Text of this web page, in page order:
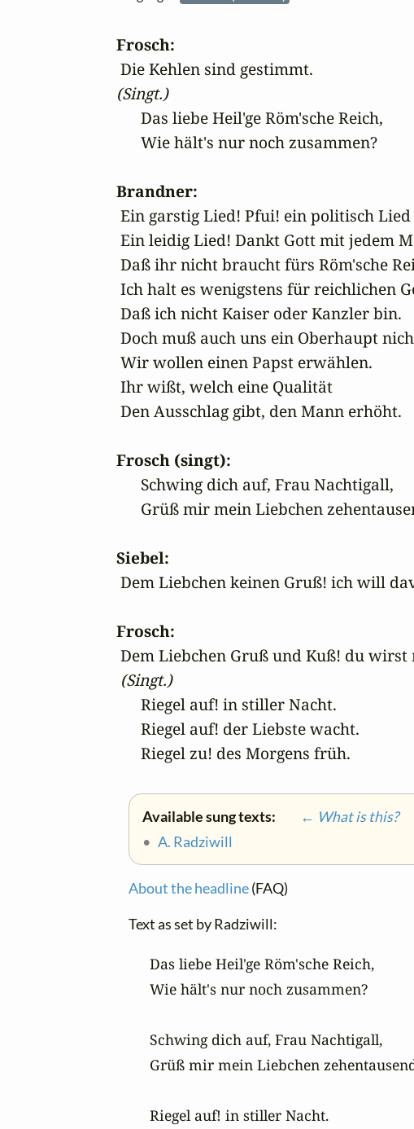
Frosch:
(Singt.)
      Das liebe Heil'ge Röm'sche Reich,
      Wie hält's nur noch zusammen?
Brandner:
Ein garstig Lied! Pfui! ein politisch Lied
Ein leidig Lied! Dankt Gott mit jedem
Daß ihr nicht braucht fürs Röm'sche
Ich halt es wenigstens für reichlichen
Daß ich nicht Kaiser oder Kanzler bin.
Doch muß auch uns ein Oberhaupt
Wir wollen einen Papst erwählen.
Ihr wißt, welch eine Qualität
Den Ausschlag gibt, den Mann erhöht.
Frosch (singt):
      Schwing dich auf, Frau Nachtigall,
Grüß mir mein Liebchen
Siebel:
Dem Liebchen keinen Gruß! ich will
Frosch:
Dem Liebchen Gruß und Kuß! du
(Singt.)
      Riegel auf! in stiller Nacht.
      Riegel auf! der Liebste wacht.
      Riegel zu! des Morgens früh.
Available sung texts:
← What is this?
• A. Radziwill
About the headline(FAQ)
Text as set by Radziwill:
Das liebe Heil'ge Röm'sche Reich,
Wie hält's nur noch zusammen?
Schwing dich auf, Frau Nachtigall,
Grüß mir mein Liebchen
Riegel auf! in stiller Nacht.